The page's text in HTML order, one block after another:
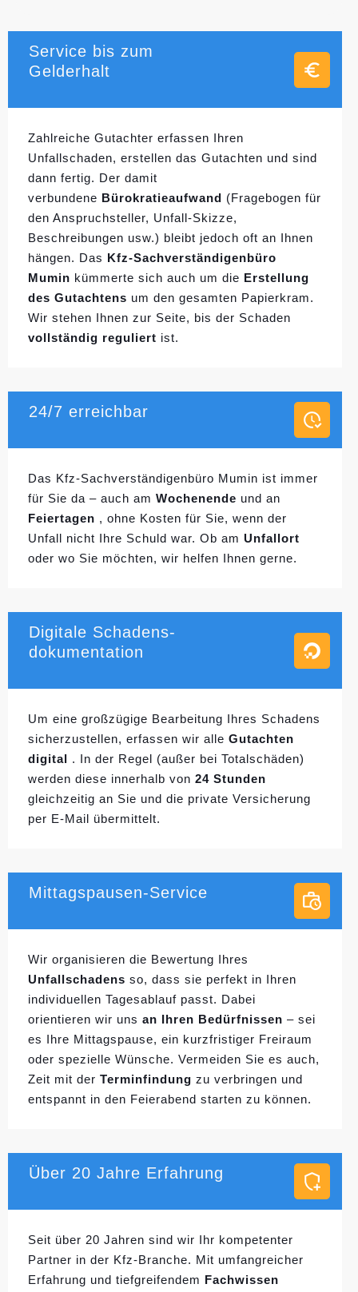
Service bis zum
Gelderhalt
Zahlreiche Gutachter erfassen Ihren
Unfallschaden, erstellen das Gutachten und sind
dann fertig. Der damit
verbundene Bürokratieaufwand (Fragebogen für
den Anspruchsteller, Unfall-Skizze,
Beschreibungen usw.) bleibt jedoch oft an Ihnen
hängen. Das Kfz-Sachverständigenbüro
Mumin kümmerte sich auch um die Erstellung
des Gutachtens um den gesamten Papierkram.
Wir stehen Ihnen zur Seite, bis der Schaden
vollständig reguliert ist.
24/7 erreichbar
Das Kfz-Sachverständigenbüro Mumin ist immer
für Sie da – auch am Wochenende und an
Feiertagen , ohne Kosten für Sie, wenn der
Unfall nicht Ihre Schuld war. Ob am Unfallort
oder wo Sie möchten, wir helfen Ihnen gerne.
Digitale Schadens-
dokumentation
Um eine großzügige Bearbeitung Ihres Schadens
sicherzustellen, erfassen wir alle Gutachten
digital . In der Regel (außer bei Totalschäden)
werden diese innerhalb von 24 Stunden
gleichzeitig an Sie und die private Versicherung
per E-Mail übermittelt.
Mittagspausen-Service
Wir organisieren die Bewertung Ihres
Unfallschadens so, dass sie perfekt in Ihren
individuellen Tagesablauf passt. Dabei
orientieren wir uns an Ihren Bedürfnissen – sei
es Ihre Mittagspause, ein kurzfristiger Freiraum
oder spezielle Wünsche. Vermeiden Sie es auch,
Zeit mit der Terminfindung zu verbringen und
entspannt in den Feierabend starten zu können.
Über 20 Jahre Erfahrung
Seit über 20 Jahren sind wir Ihr kompetenter
Partner in der Kfz-Branche. Mit umfangreicher
Erfahrung und tiefgreifendem Fachwissen